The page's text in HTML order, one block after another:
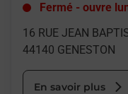
Fermé - ouvre
16 RUE JEAN
44140 GENESTON
En savoir plus